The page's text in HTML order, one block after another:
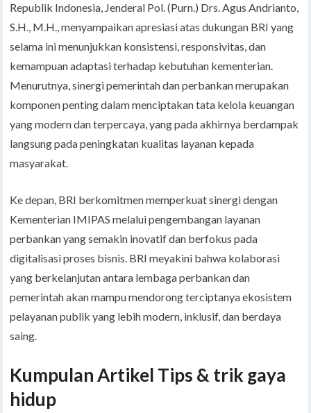
Republik Indonesia, Jenderal Pol. (Purn.) Drs. Agus Andrianto,
S.H., M.H., menyampaikan apresiasi atas dukungan BRI yang
selama ini menunjukkan konsistensi, responsivitas, dan
kemampuan adaptasi terhadap kebutuhan kementerian.
Menurutnya, sinergi pemerintah dan perbankan merupakan
komponen penting dalam menciptakan tata kelola keuangan
yang modern dan terpercaya, yang pada akhirnya berdampak
langsung pada peningkatan kualitas layanan kepada
masyarakat.
Ke depan, BRI berkomitmen memperkuat sinergi dengan
Kementerian IMIPAS melalui pengembangan layanan
perbankan yang semakin inovatif dan berfokus pada
digitalisasi proses bisnis. BRI meyakini bahwa kolaborasi
yang berkelanjutan antara lembaga perbankan dan
pemerintah akan mampu mendorong terciptanya ekosistem
pelayanan publik yang lebih modern, inklusif, dan berdaya
saing.
Kumpulan Artikel Tips & trik gaya
hidup